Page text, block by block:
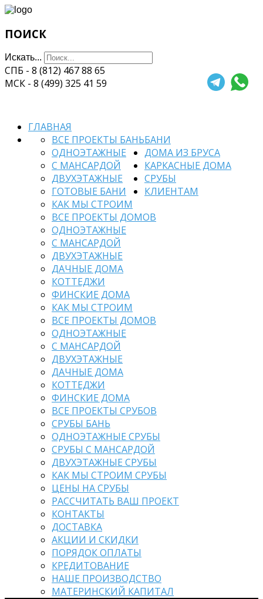
ПОИСК
Искать...
СПБ - 8 (812) 467 88 65
МСК - 8 (499) 325 41 59
ГЛАВНАЯ
БАНИ
ВСЕ ПРОЕКТЫ БАНЬ
ОДНОЭТАЖНЫЕ
С МАНСАРДОЙ
ДВУХЭТАЖНЫЕ
ГОТОВЫЕ БАНИ
КАК МЫ СТРОИМ
ДОМА ИЗ БРУСА
ВСЕ ПРОЕКТЫ ДОМОВ
ОДНОЭТАЖНЫЕ
С МАНСАРДОЙ
ДВУХЭТАЖНЫЕ
ДАЧНЫЕ ДОМА
КОТТЕДЖИ
ФИНСКИЕ ДОМА
КАК МЫ СТРОИМ
КАРКАСНЫЕ ДОМА
ВСЕ ПРОЕКТЫ ДОМОВ
ОДНОЭТАЖНЫЕ
С МАНСАРДОЙ
ДВУХЭТАЖНЫЕ
ДАЧНЫЕ ДОМА
КОТТЕДЖИ
ФИНСКИЕ ДОМА
СРУБЫ
ВСЕ ПРОЕКТЫ СРУБОВ
СРУБЫ БАНЬ
ОДНОЭТАЖНЫЕ СРУБЫ
СРУБЫ С МАНСАРДОЙ
ДВУХЭТАЖНЫЕ СРУБЫ
КАК МЫ СТРОИМ СРУБЫ
ЦЕНЫ НА СРУБЫ
КЛИЕНТАМ
РАССЧИТАТЬ ВАШ ПРОЕКТ
КОНТАКТЫ
ДОСТАВКА
АКЦИИ И СКИДКИ
ПОРЯДОК ОПЛАТЫ
КРЕДИТОВАНИЕ
НАШЕ ПРОИЗВОДСТВО
МАТЕРИНСКИЙ КАПИТАЛ